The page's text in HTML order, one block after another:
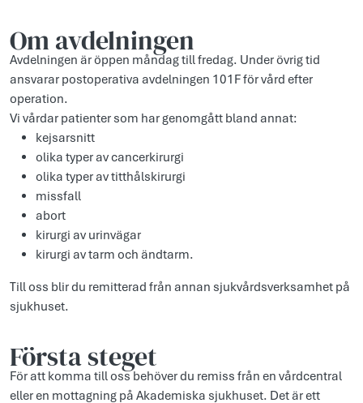
Om avdelningen
Avdelningen är öppen måndag till fredag. Under övrig tid
ansvarar postoperativa avdelningen 101F för vård efter
operation.
Vi vårdar patienter som har genomgått bland annat:
kejsarsnitt
olika typer av cancerkirurgi
olika typer av titthålskirurgi
missfall
abort
kirurgi av urinvägar
kirurgi av tarm och ändtarm.
Till oss blir du remitterad från annan sjukvårdsverksamhet på
sjukhuset.
Första steget
För att komma till oss behöver du remiss från en vårdcentral
eller en mottagning på Akademiska sjukhuset. Det är ett